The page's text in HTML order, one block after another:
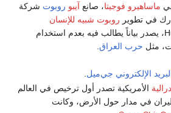
ماساهيرو فوجيتا، صانع آيبو روبوت شركة
في تطوير روبوت شبيه للإنسان
، يصدر بياناً يطالب فيه بعدم استخدام
مثل حرب العراق
الإلكتروني جي‌ميل.
الأمريكية تصدر أول ترخيص في العالم
في مدار حول الأرض، وكانت